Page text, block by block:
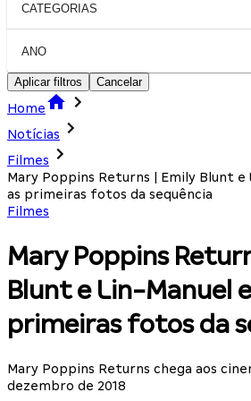
CATEGORIAS
ANO
Aplicar filtros Cancelar
Home
Notícias
Filmes
Mary Poppins Returns | Emily Blunt
as primeiras fotos da sequência
Filmes
Mary Poppins
Blunt e Lin-Manuel
primeiras fotos da
Mary Poppins Returns chega aos
dezembro de 2018